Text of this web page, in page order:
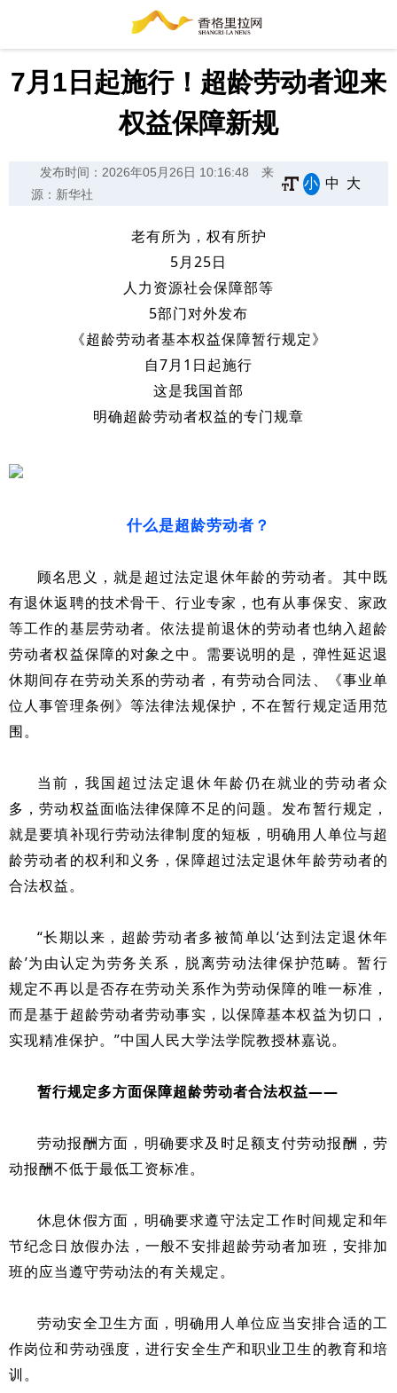
7月1日起施行！超龄劳动者迎来
权益保障新规
发布时间：2026年05月26日 10:16:48
来
源：新华社
小 中 大
老有所为，权有所护
5月25日
人力资源社会保障部等
5部门对外发布
《超龄劳动者基本权益保障暂行规定》
自7月1日起施行
这是我国首部
明确超龄劳动者权益的专门规章
什么是超龄劳动者？
顾名思义，就是超过法定退休年龄的劳动者。其中既
有退休返聘的技术骨干、行业专家，也有从事保安、家政
等工作的基层劳动者。依法提前退休的劳动者也纳入超龄
劳动者权益保障的对象之中。需要说明的是，弹性延迟退
休期间存在劳动关系的劳动者，有劳动合同法、《事业单
位人事管理条例》等法律法规保护，不在暂行规定适用范
围。
当前，我国超过法定退休年龄仍在就业的劳动者众
多，劳动权益面临法律保障不足的问题。发布暂行规定，
就是要填补现行劳动法律制度的短板，明确用人单位与超
龄劳动者的权利和义务，保障超过法定退休年龄劳动者的
合法权益。
“长期以来，超龄劳动者多被简单以‘达到法定退休年
龄’为由认定为劳务关系，脱离劳动法律保护范畴。暂行
规定不再以是否存在劳动关系作为劳动保障的唯一标准，
而是基于超龄劳动者劳动事实，以保障基本权益为切口，
实现精准保护。”中国人民大学法学院教授林嘉说。
暂行规定多方面保障超龄劳动者合法权益——
劳动报酬方面，明确要求及时足额支付劳动报酬，劳
动报酬不低于最低工资标准。
休息休假方面，明确要求遵守法定工作时间规定和年
节纪念日放假办法，一般不安排超龄劳动者加班，安排加
班的应当遵守劳动法的有关规定。
劳动安全卫生方面，明确用人单位应当安排合适的工
作岗位和劳动强度，进行安全生产和职业卫生的教育和培
训。